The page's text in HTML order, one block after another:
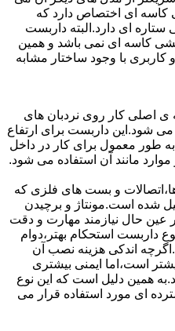
ای اختصاص دارد که
ای دارد.البته داربست
کاسه ای نمی باشد و همین
کاربری با وجود ساختار مشابه
اصلی کار روی نردبان های
می شود.این داربست برای ارتفاع
طور معمول برای کار در داخل
موارد مانند آن استفاده می شود.
و بست های فلزی که
شده است.مونتاژ و برچیدن
عین حال نیازمند مهارت و دقت
داربست استحکام بهتر،دوام
اندکی هزینه نصب آن
است،اما ایمنی بیشتری
همین دلیل است که این نوع
ای مورد استفاده قرار می